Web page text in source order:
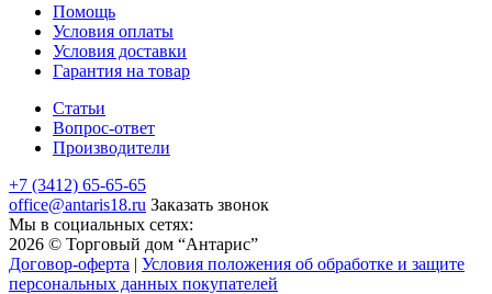
Помощь
Условия оплаты
Условия доставки
Гарантия на товар
Статьи
Вопрос-ответ
Производители
+7 (3412) 65-65-65
office@antaris18.ru Заказать звонок
Мы в социальных сетях:
2026 © Торговый дом “Антарис”
Договор-оферта | Условия положения об обработке и защите
персональных данных покупателей